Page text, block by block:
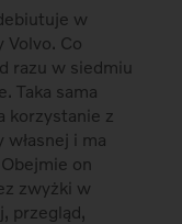
w
Volvo. Co
razu w siedmiu
Taka sama
korzystanie z
własnej i ma
on
zwyżki w
przegląd,